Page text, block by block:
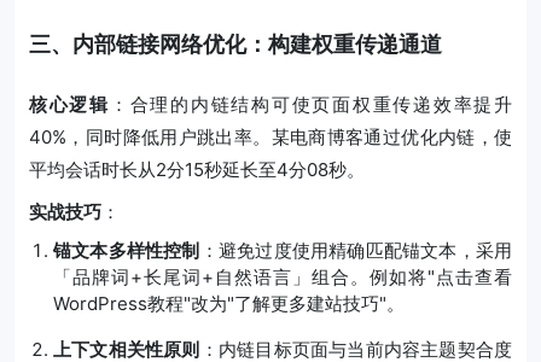
三、内部链接网络优化：构建权重传递通道
核心逻辑 ：合理的内链结构可使页面权重传递效率提升
40%，同时降低用户跳出率。某电商博客通过优化内链，使
平均会话时长从2分15秒延长至4分08秒。
实战技巧 ：
锚文本多样性控制 ：避免过度使用精确匹配锚文本，采用
「品牌词+长尾词+自然语言」组合。例如将"点击查看
WordPress教程"改为"了解更多建站技巧"。
上下文相关性原则 ：内链目标页面与当前内容主题契合度